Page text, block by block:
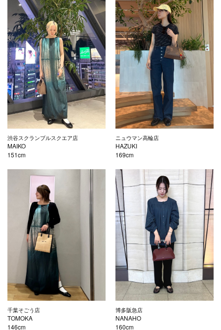
渋谷スクランブルスクエア店
MAIKO
151cm
ニュウマン高輪店
HAZUKI
169cm
千葉そごう店
TOMOKA
146cm
博多阪急店
NANAHO
160cm